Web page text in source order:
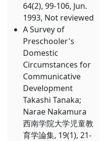
64(2), 99-106, Jun.
1993, Not reviewed
A Survey of
Preschooler's
Domestic
Circumstances for
Communicative
Development
Takashi Tanaka;
Narae Nakamura
西南学院大学児童教
育学論集, 19(1), 21-